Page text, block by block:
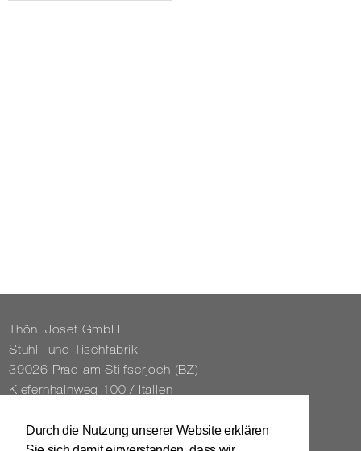
Durch die Nutzung unserer Website erklären
Thöni Josef GmbH
Stuhl- und Tisch­fa­brik
39026 Prad am Stilfs­er­joch (BZ)
Kie­fern­hain­weg 100 / Ita­li­en
Tel. 0039 / 0473 / 61 62 43